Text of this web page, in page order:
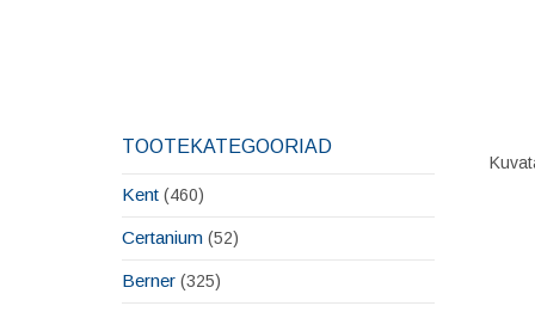
TOOTEKATEGOORIAD
Kent (460)
Certanium (52)
Berner (325)